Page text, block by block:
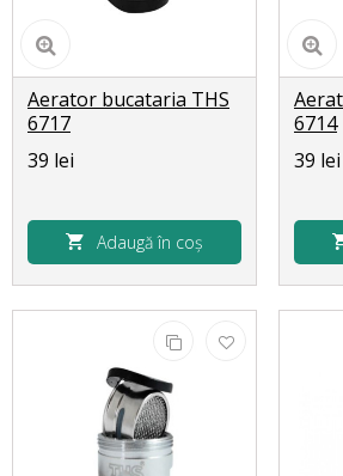
Aerator bucataria THS
6717
39 lei
Adaugă în coș
6714
39 lei